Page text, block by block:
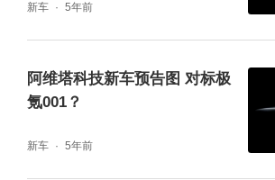
双车差异化定位互补 全维度覆
新阿维塔12定位未来智能豪华
新车 5年前
阿维塔科技新车预告图 对标极
氪001？
新车 5年前